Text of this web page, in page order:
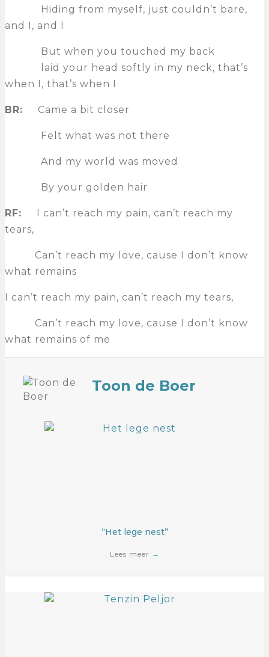
Hiding from myself, just couldn’t bare,
and I, and I
But when you touched my back
laid your head softly in my neck, that’s
when I, that’s when I
BR: Came a bit closer
Felt what was not there
And my world was moved
By your golden hair
RF: I can’t reach my pain, can’t reach my
tears,
Can’t reach my love, cause I don’t know
what remains
I can’t reach my pain, can’t reach my tears,
Can’t reach my love, cause I don’t know
what remains of me
Toon de Boer
“Het lege nest”
Lees meer →